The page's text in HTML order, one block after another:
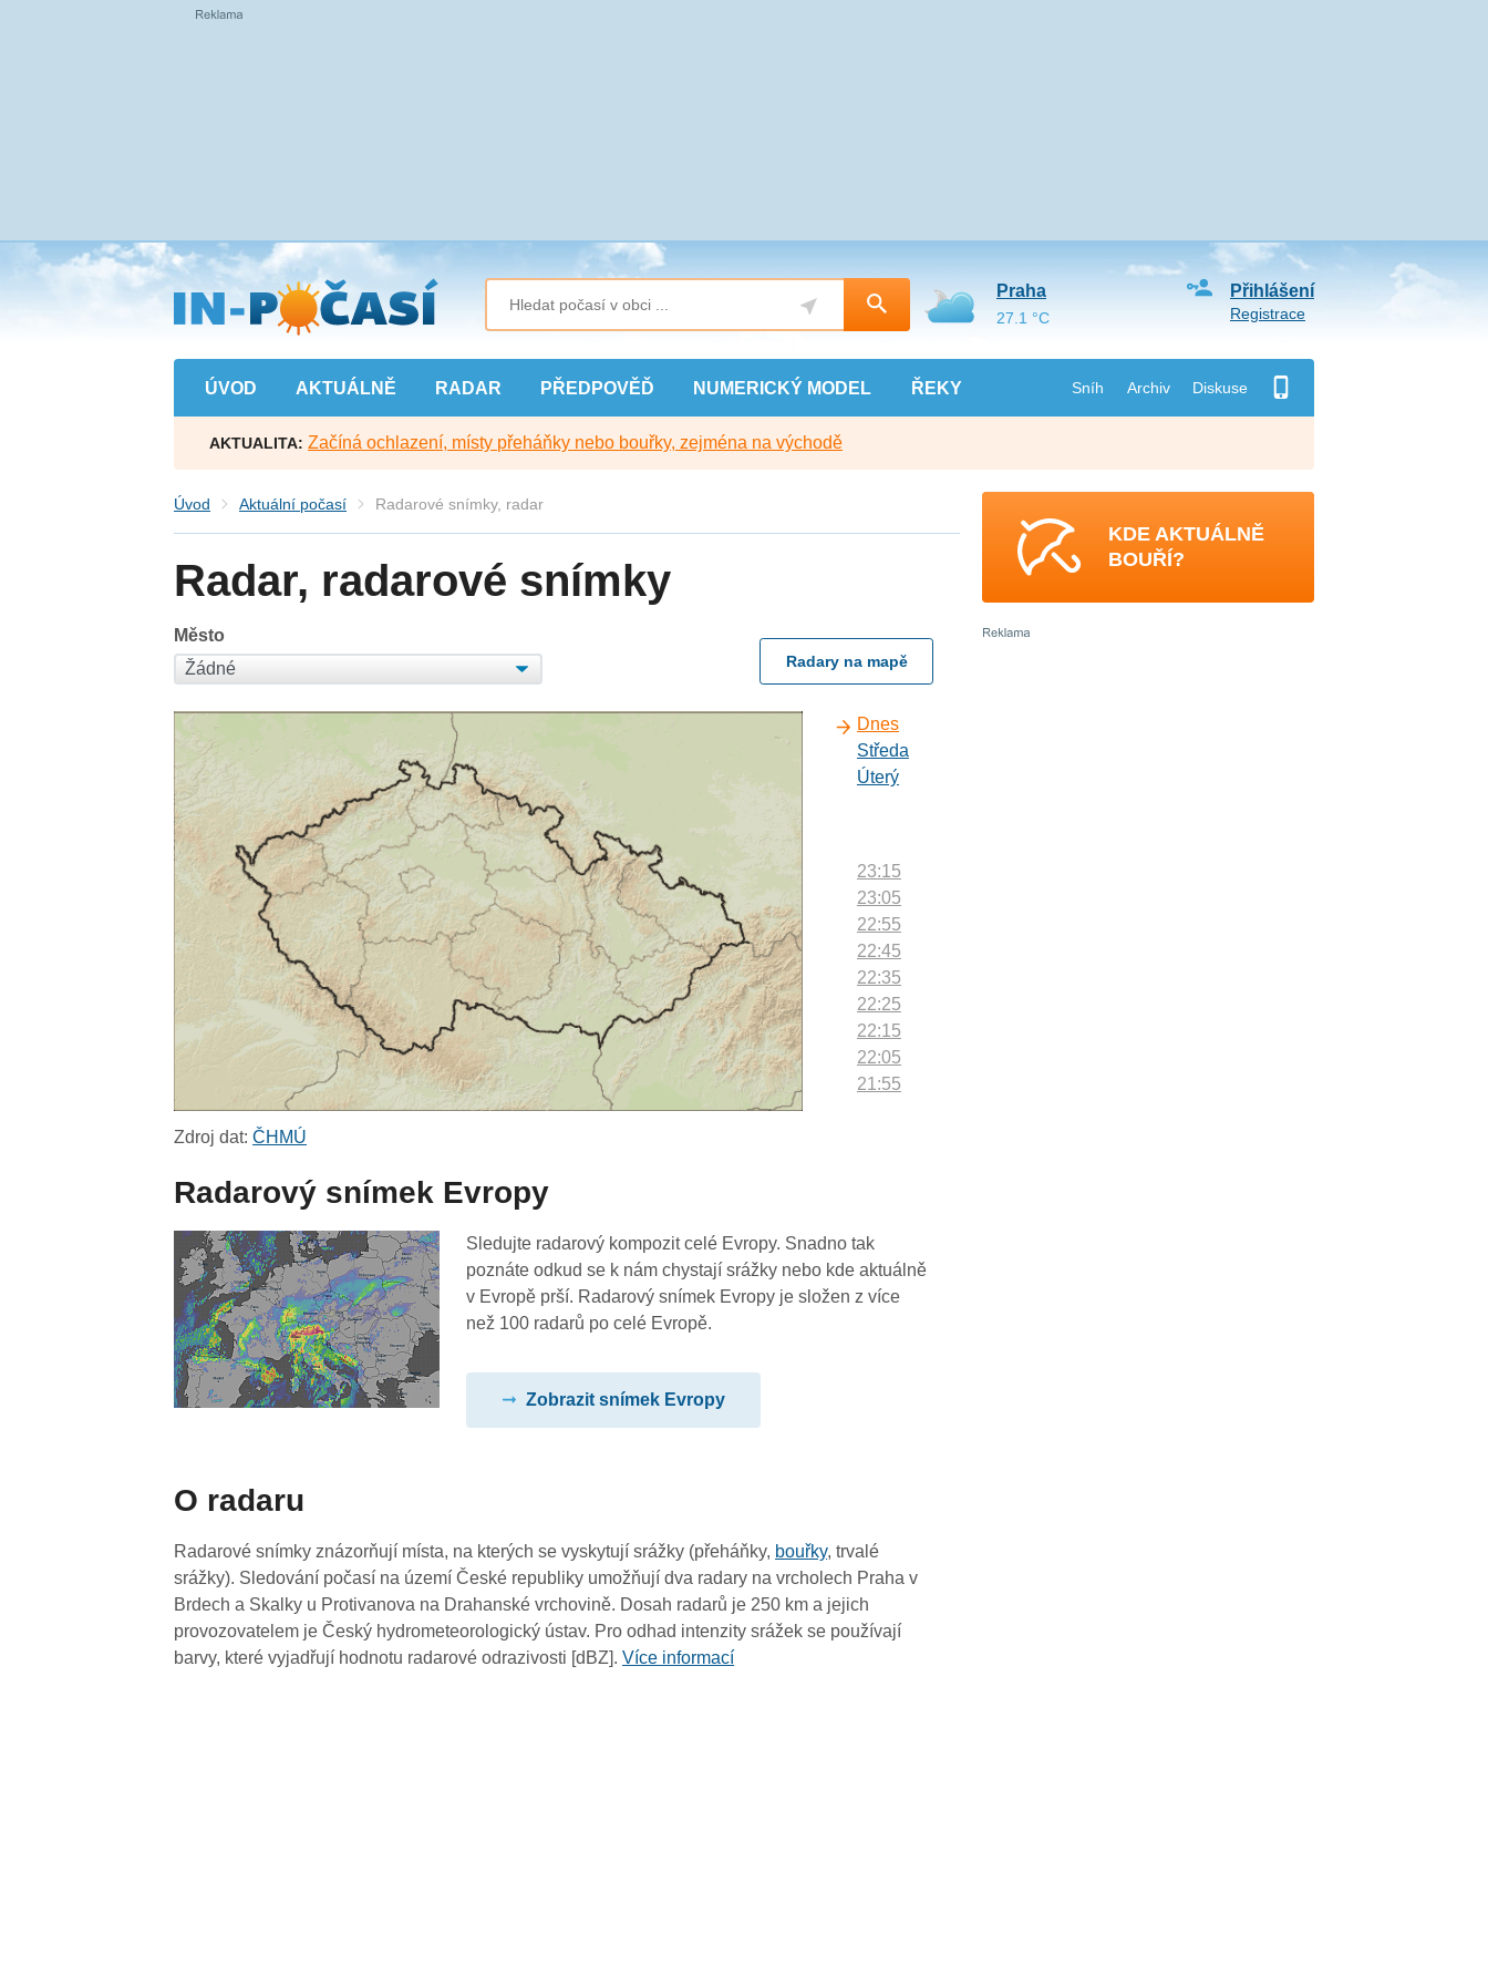
Přejít
na
hlavní
obsah
ÚVOD AKTUÁLNĚ RADAR PŘEDPOVĚĎ NUMERICKÝ MODEL ŘEKY Sníh Archiv Diskuse
Přihlášení
Registrace
Praha
27.1 °C
AKTUALITA: Začíná ochlazení, místy přeháňky nebo bouřky, zejména na východě
Úvod Aktuální počasí Radarové snímky, radar
Radar, radarové snímky
Město
Radary na mapě
Dnes
Středa
Úterý
23:15
23:05
22:55
22:45
22:35
22:25
22:15
22:05
21:55
20:55
20:45
20:35
18:55
18:45
18:35
18:25
Zdroj dat:ČHMÚ
Radarový snímek Evropy
Sledujte radarový kompozit celé Evropy. Snadno tak
poznáte odkud se k nám chystají srážky nebo kde aktuálně
v Evropě prší. Radarový snímek Evropy je složen z více
než 100 radarů po celé Evropě.
Zobrazit snímek Evropy
O radaru
Radarové snímky znázorňují místa, na kterých se vyskytují srážky (přeháňky, bouřky, trvalé
srážky). Sledování počasí na území České republiky umožňují dva radary na vrcholech Praha v
Brdech a Skalky u Protivanova na Drahanské vrchovině. Dosah radarů je 250 km a jejich
provozovatelem je Český hydrometeorologický ústav. Pro odhad intenzity srážek se používají
barvy, které vyjadřují hodnotu radarové odrazivosti [dBZ].Více informací
KDE AKTUÁLNĚ
BOUŘÍ?